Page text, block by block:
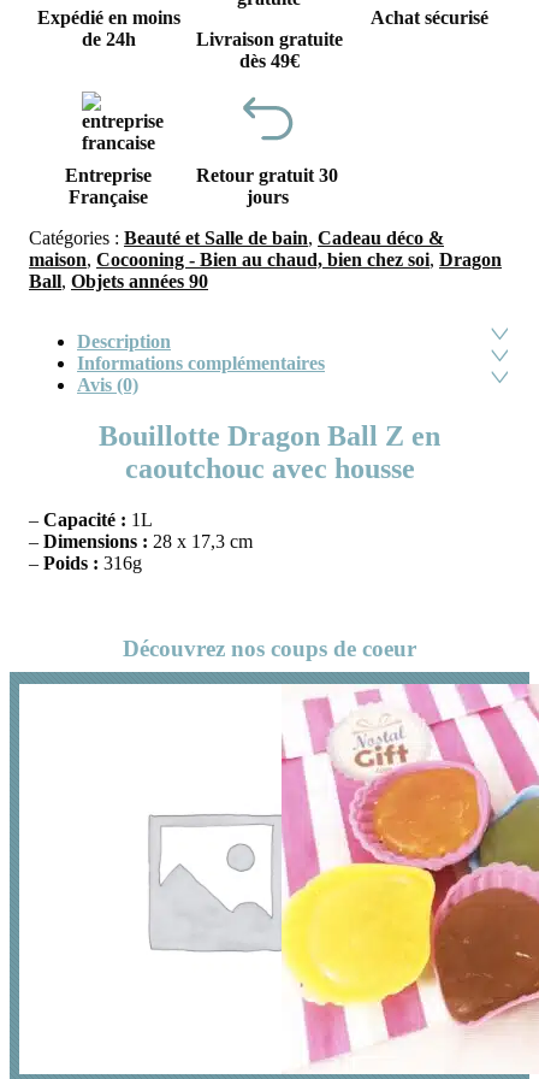
Expédié en moins
de 24h
Livraison gratuite
dès 49€
Achat sécurisé
Entreprise
Française
Retour gratuit 30
jours
Catégories : Beauté et Salle de bain, Cadeau déco &
maison, Cocooning - Bien au chaud, bien chez soi, Dragon
Ball, Objets années 90
Description
Informations complémentaires
Avis (0)
Bouillotte Dragon Ball Z en
caoutchouc avec housse
– Capacité : 1L
– Dimensions : 28 x 17,3 cm
– Poids : 316g
Découvrez nos coups de coeur